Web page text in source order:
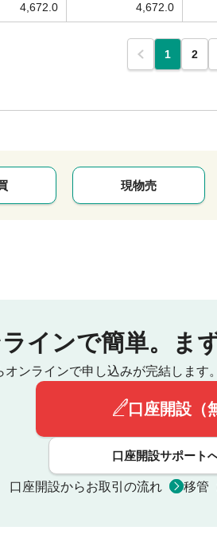
4,672.0 4,672.0
1 2
現物売
インで簡単。 ま
オンラインで申し込みが完結します。
口座開設（
口座開設サポート
口座開設からお取引の流れ 移管